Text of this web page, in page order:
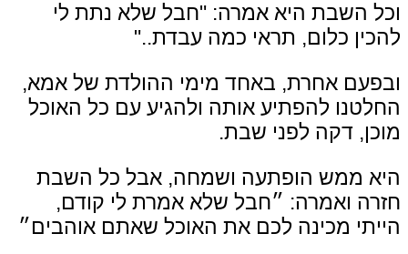
וכל השבת היא אמרה: "חבל שלא נתת לי
להכין כלום, תראי כמה עבדת.."
ובפעם אחרת, באחד מימי ההולדת של אמא,
החלטנו להפתיע אותה ולהגיע עם כל האוכל
מוכן, דקה לפני שבת.
היא ממש הופתעה ושמחה, אבל כל השבת
חזרה ואמרה: ״חבל שלא אמרת לי קודם,
הייתי מכינה לכם את האוכל שאתם אוהבים״